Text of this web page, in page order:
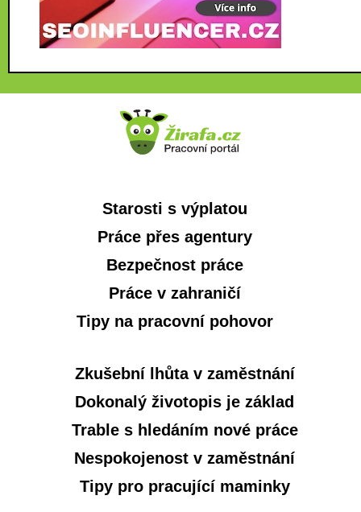
Starosti s výplatou
Práce přes agentury
Bezpečnost práce
Práce v zahraničí
Tipy na pracovní pohovor
Zkušební lhůta v zaměstnání
Dokonalý životopis je základ
Trable s hledáním nové práce
Nespokojenost v zaměstnání
Tipy pro pracující maminky